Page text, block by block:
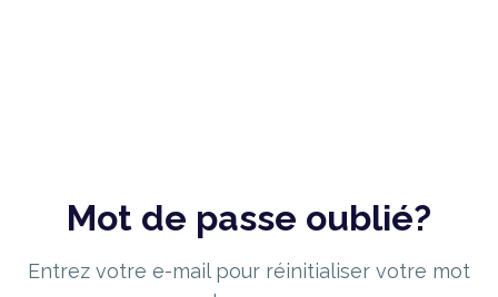
Mot de passe oublié?
Entrez votre e-mail pour réinitialiser votre mot